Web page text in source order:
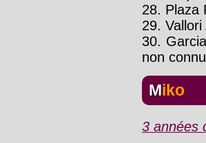
28. Plaza
29. Vallori
30.
non
Miko
3 années